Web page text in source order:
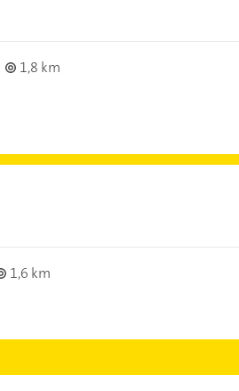
1,8 km
1,6 km